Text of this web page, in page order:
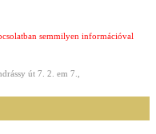
semmilyen információval
út 7. 2. em 7.,